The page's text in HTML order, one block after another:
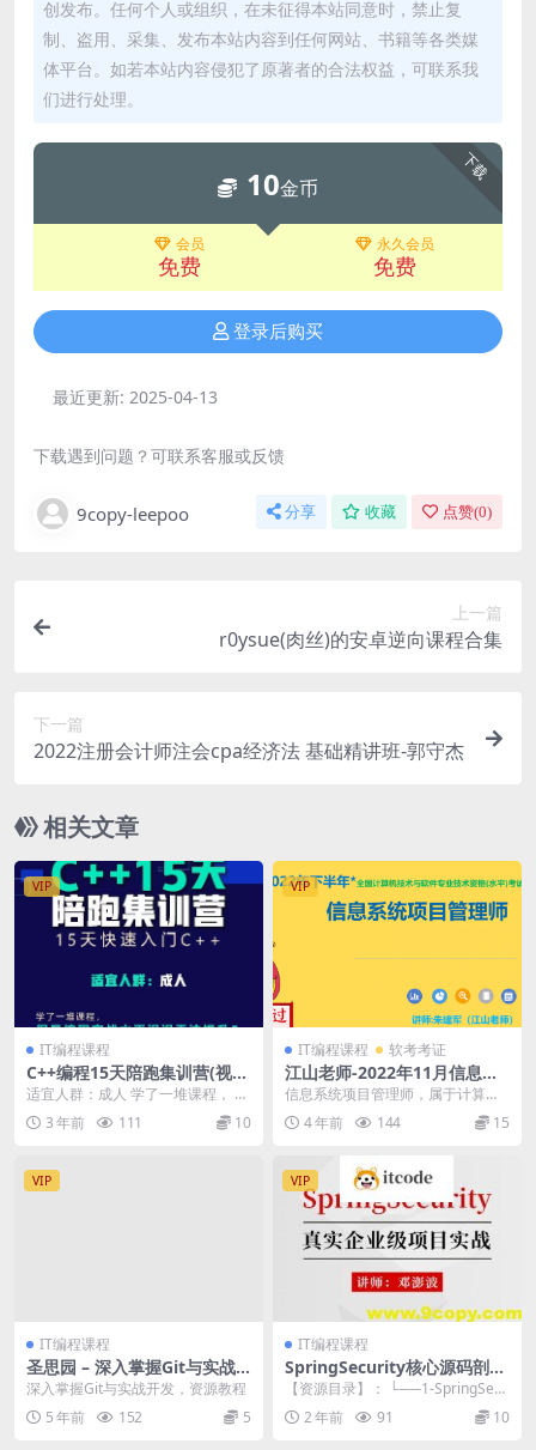
创发布。任何个人或组织，在未征得本站同意时，禁止复
制、盗用、采集、发布本站内容到任何网站、书籍等各类媒
体平台。如若本站内容侵犯了原著者的合法权益，可联系我
们进行处理。
下载
10金币
会员
免费
永久会员
免费
登录后购买
最近更新: 2025-04-13
下载遇到问题？可联系客服或反馈
9copy-leepoo 分享 收藏 点赞(0)
上一篇
r0ysue(肉丝)的安卓逆向课程合集
下一篇
2022注册会计师注会cpa经济法 基础精讲班-郭守杰
相关文章
VIP
IT编程课程
C++编程15天陪跑集训营(视频
课+多对一答疑+题库+测评)
适宜人群：成人 学了一堆课程， 但
是编程实战水平迟迟无法提升？很
多同学课上了很多...
3 年前 111 10
VIP
IT编程课程 软考考证
江山老师-2022年11月信息系
统项目管理师 | 完结
信息系统项目管理师，属于计算机
技术与软件（高级）专业技术资
格。通过本考试的合格人...
4 年前 144 15
VIP
IT编程课程
圣思园 – 深入掌握Git与实战
开发 | 完结
深入掌握Git与实战开发，资源教程
5 年前
152 5
VIP
IT编程课程
SpringSecurity核心源码剖析
+jwt+OAuth
【资源目录】： └──1-SpringSecu
rity | ├──1-和Spri...
2 年前 91 10